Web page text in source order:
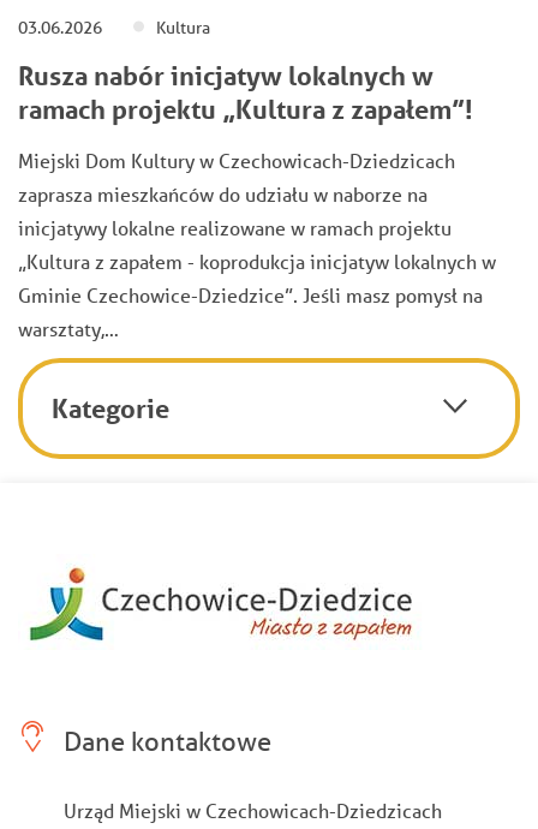
03.06.2026 Kultura
Rusza nabór inicjatyw lokalnych w
ramach projektu „Kultura z zapałem”!
Miejski Dom Kultury w Czechowicach-Dziedzicach
zaprasza mieszkańców do udziału w naborze na
inicjatywy lokalne realizowane w ramach projektu
„Kultura z zapałem - koprodukcja inicjatyw lokalnych w
Gminie Czechowice-Dziedzice”. Jeśli masz pomysł na
warsztaty,…
Kategorie
Dane kontaktowe
Urząd Miejski w Czechowicach-Dziedzicach